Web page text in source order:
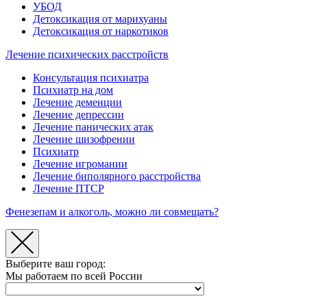
УБОД
Детоксикация от марихуаны
Детоксикация от наркотиков
Лечение психических расстройств
Консультация психиатра
Психиатр на дом
Лечение деменции
Лечение депрессии
Лечение панических атак
Лечение шизофрении
Психиатр
Лечение игромании
Лечение биполярного расстройства
Лечение ПТСР
Фенезепам и алкоголь, можно ли совмещать?
Выберите ваш город:
Мы работаем по всей России